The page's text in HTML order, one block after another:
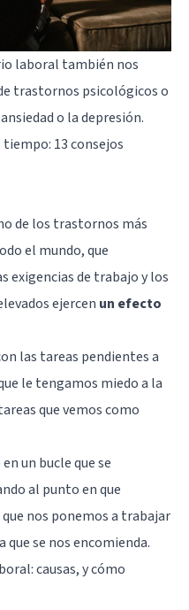
laboral también nos
trastornos psicológicos o
o la depresión.
13 consejos
de los trastornos más
el mundo, que
exigencias de trabajo y los
ejercen un efecto
las tareas pendientes a
le tengamos miedo a la
que vemos como
un bucle que se
al punto en que
nos ponemos a trabajar
se nos encomienda.
causas, y cómo